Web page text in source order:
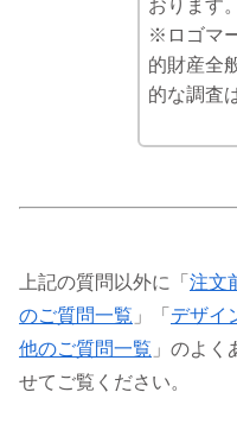
おります。
※ロゴマ
的財産全
的な調査
上記の質問以外に「 注文
のご質問一覧 」「 デザイ
他のご質問一覧 」のよ
せてご覧ください。